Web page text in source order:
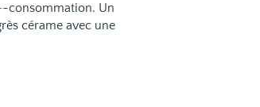
consommation. Un
cérame avec une